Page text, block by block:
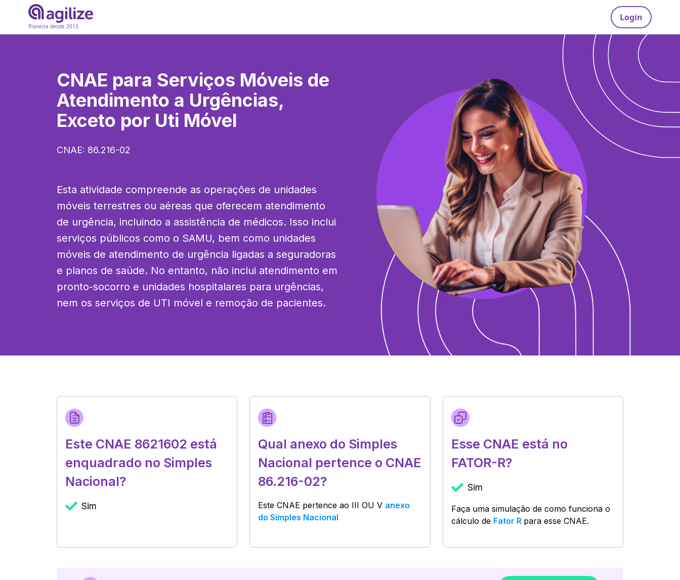
Pioneira desde 2013
Login
CNAE para Serviços Móveis de
Atendimento a Urgências,
Exceto por Uti Móvel
CNAE: 86.216-02
Esta atividade compreende as operações de unidades
móveis terrestres ou aéreas que oferecem atendimento
de urgência, incluindo a assistência de médicos. Isso inclui
serviços públicos como o SAMU, bem como unidades
móveis de atendimento de urgência ligadas a seguradoras
e planos de saúde. No entanto, não inclui atendimento em
pronto-socorro e unidades hospitalares para urgências,
nem os serviços de UTI móvel e remoção de pacientes.
Este CNAE 8621602 está
enquadrado no Simples
Nacional?
Sim
Qual anexo do Simples
Nacional pertence o CNAE
86.216-02?
Este CNAE pertence ao III OU V anexo
do Simples Nacional
Esse CNAE está no
FATOR-R?
Sim
Faça uma simulação de como funciona o
cálculo de Fator R para esse CNAE.